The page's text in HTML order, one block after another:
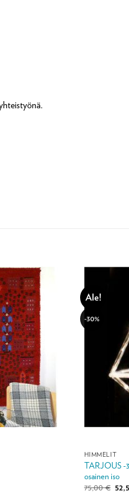
Ale!
-30%
HIMMELIT
TARJOUS -
osainen iso
75,00€